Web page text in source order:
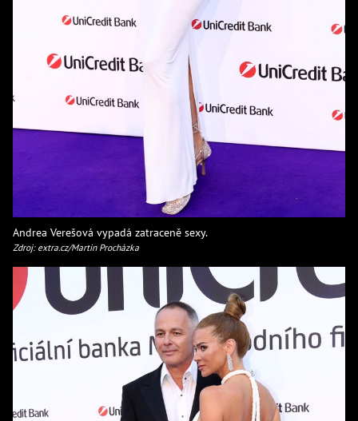
Andrea Verešová vypadá zatraceně sexy.
Zdroj: extra.cz/Martin Procházka